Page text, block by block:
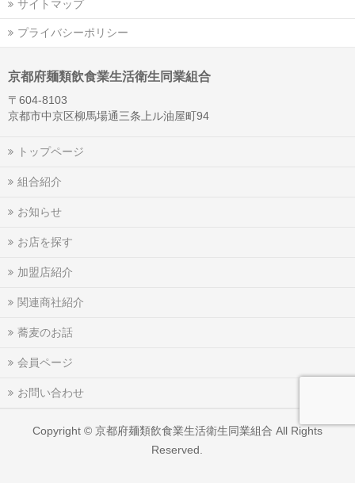
サイトマップ
プライバシーポリシー
京都府麺類飲食業生活衛生同業組合
〒604-8103
京都市中京区柳馬場通三条上ル油屋町94
トップページ
組合紹介
お知らせ
お店を探す
加盟店紹介
関連商社紹介
蕎麦のお話
会員ページ
お問い合わせ
Copyright © 京都府麺類飲食業生活衛生同業組合 All Rights
Reserved.